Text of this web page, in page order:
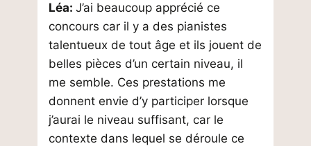
Léa: J’ai beaucoup apprécié ce
concours car il y a des pianistes
talentueux de tout âge et ils jouent de
belles pièces d’un certain niveau, il
me semble. Ces prestations me
donnent envie d’y participer lorsque
j’aurai le niveau suffisant, car le
contexte dans lequel se déroule ce